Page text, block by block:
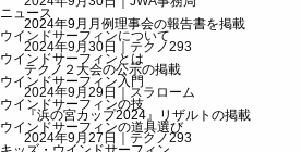
ニュース
ウインドサーフィンについて
ウインドサーフィンとは
ウインドサーフィン入門
ウインドサーフィンの技
ウインドサーフィンの道具選び
2024年9月月例理事会の報告書を掲載
2024年9月30日｜テクノ293
テクノ２大会の公示の掲載
2024年9月29日｜スラローム
『浜の宮カップ2024』リザルトの掲載
2024年9月27日｜テクノ293